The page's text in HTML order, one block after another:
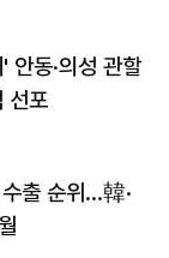
안동·의성 관할
선포
출 순위…韓·